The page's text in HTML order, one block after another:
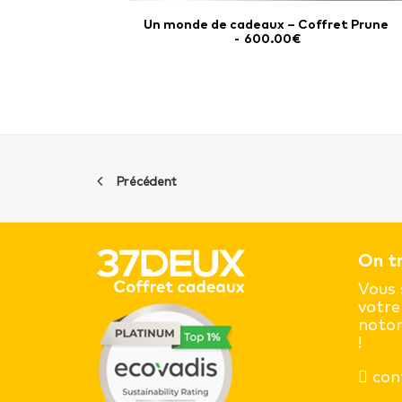
AJOUTER AU PANIER
AJOUTER AU DEVIS
Un monde de cadeaux – Coffret Prune
600.00€
Précédent
On
votre
!